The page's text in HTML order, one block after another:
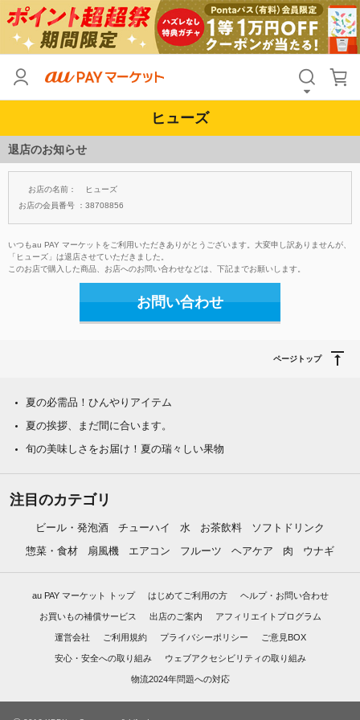
ヒューズ
退店のお知らせ
お店の名前：
ヒューズ
お店の会員番号 ： 38708856
いつもau PAY マーケットをご利用いただきありがとうございます。大変申し訳ありませんが、
「ヒューズ」は退店させていただきました。
このお店で購入した商品、お店へのお問い合わせなどは、下記までお願いします。
お問い合わせ
ページトップ
夏の必需品！ひんやりアイテム
夏の挨拶、まだ間に合います。
旬の美味しさをお届け！夏の瑞々しい果物
注目のカテゴリ
ビール・発泡酒 チューハイ 水 お茶飲料
ソフトドリンク
惣菜・食材
扇風機 エアコン フルーツ ヘアケア 肉 ウナギ
au PAY マーケット トップ はじめてご利用の方 ヘルプ・お問い合わせ
お買いもの補償サービス 出店のご案内 アフィリエイトプログラム
運営会社 ご利用規約 プライバシーポリシー ご意見BOX
安心・安全への取り組み ウェブアクセシビリティの取り組み
物流2024年問題への対応